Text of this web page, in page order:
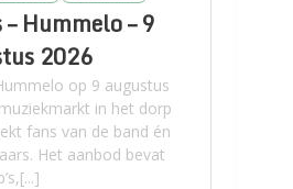
Hummelo – 9
2026
op 9 augustus
in het dorp
fans van de band én
Het aanbod bevat